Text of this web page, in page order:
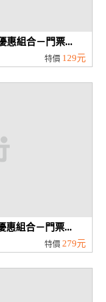
惠組合－門票...
特價 129元
惠組合－門票...
特價 279元